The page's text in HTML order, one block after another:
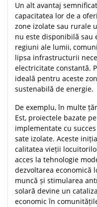
Un alt avantaj
capacitatea lor de a
zone izolate sau rurale
nu este disponibilă sau
regiuni ale lumii,
lipsa infrastructurii
electricitate constantă.
ideală pentru aceste
sustenabilă de energie.
De exemplu, în multe
Est, proiectele bazate
implementate cu
sate izolate. Aceste
calitatea vieții
acces la tehnologie
dezvoltarea economică
muncă și stimularea
solară devine un
economic în